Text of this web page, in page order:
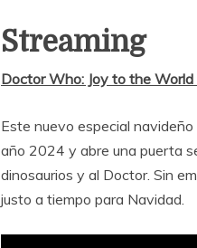
Streaming
Doctor Who: Joy to the
Este nuevo especial
año 2024 y abre una puerta
dinosaurios y al Doctor. Sin
justo a tiempo para Navidad.